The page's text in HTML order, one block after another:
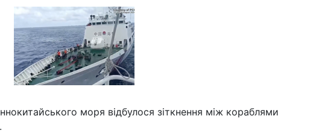
моря відбулося зіткнення між кораблями